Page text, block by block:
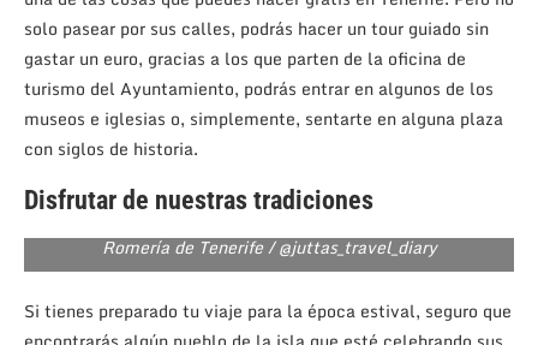
solo pasear por sus calles, podrás hacer un tour guiado sin
gastar un euro, gracias a los que parten de la oficina de
turismo del Ayuntamiento, podrás entrar en algunos de los
museos e iglesias o, simplemente, sentarte en alguna plaza
con siglos de historia.
Disfrutar de nuestras tradiciones
Romería de Tenerife / @juttas_travel_diary
Si tienes preparado tu viaje para la época estival, seguro que